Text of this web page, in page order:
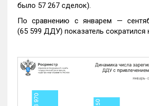
было 57 267 сделок).
По сравнению с январем —
(65 599 ДДУ) показатель сократился